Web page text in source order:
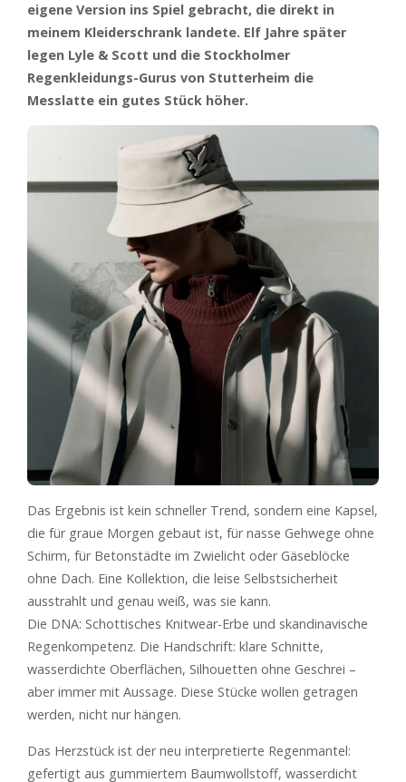
eigene Version ins Spiel gebracht, die direkt in
meinem Kleiderschrank landete. Elf Jahre später
legen Lyle & Scott und die Stockholmer
Regenkleidungs-Gurus von Stutterheim die
Messlatte ein gutes Stück höher.
Das Ergebnis ist kein schneller Trend, sondern eine Kapsel,
die für graue Morgen gebaut ist, für nasse Gehwege ohne
Schirm, für Betonstädte im Zwielicht oder Gäseblöcke
ohne Dach. Eine Kollektion, die leise Selbstsicherheit
ausstrahlt und genau weiß, was sie kann.
Die DNA: Schottisches Knitwear-Erbe und skandinavische
Regenkompetenz. Die Handschrift: klare Schnitte,
wasserdichte Oberflächen, Silhouetten ohne Geschrei –
aber immer mit Aussage. Diese Stücke wollen getragen
werden, nicht nur hängen.
Das Herzstück ist der neu interpretierte Regenmantel:
gefertigt aus gummiertem Baumwollstoff, wasserdicht